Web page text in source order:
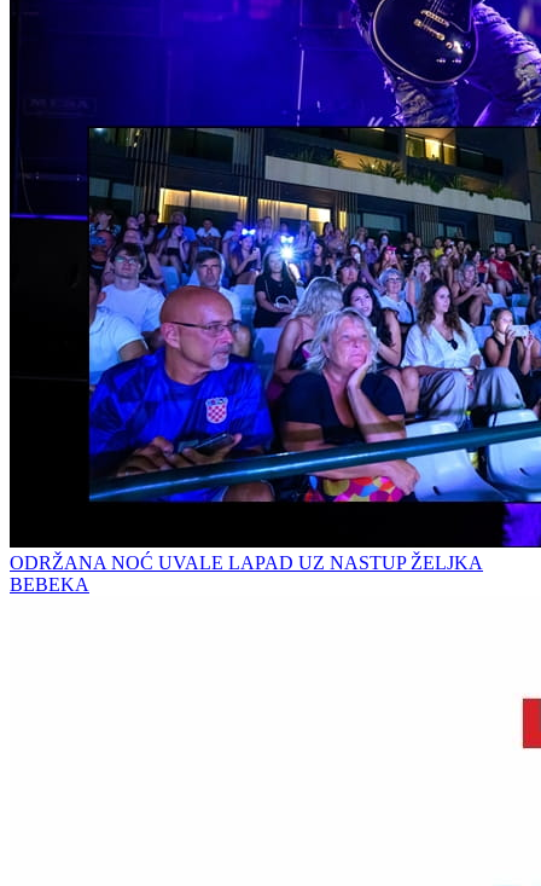
ODRŽANA NOĆ UVALE LAPAD UZ NASTUP ŽELJKA
BEBEKA